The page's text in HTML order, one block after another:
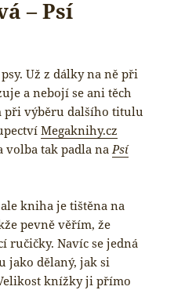
– Psí
Už z dálky na ně při
a nebojí se ani těch
při výběru dalšího titulu
Megaknihy.cz
volba tak padla na Psí
kniha je tištěna na
pevně věřím, že
ručičky. Navíc se jedná
jako dělaný, jak si
knížky ji přímo